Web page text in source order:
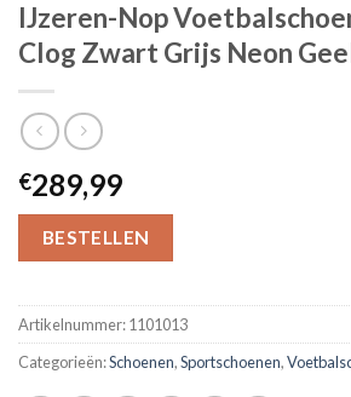
IJzeren-Nop
Clog Zwart Grijs Neon
€289,99
BESTELLEN
Artikelnummer:1101013
Categorieën:Schoenen,Sportschoenen,